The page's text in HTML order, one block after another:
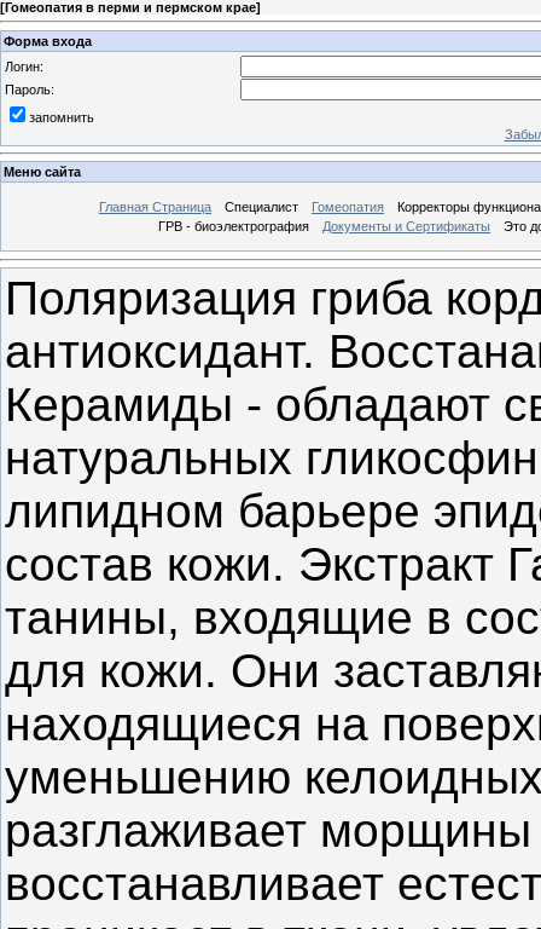
[Гомеопатия в перми и пермском крае]
Форма входа
Логин:
Пароль:
запомнить
Меню сайта
Главная Страница Специалист Гомеопатия
Корректоры
ГРВ - биоэлектрография
Документы и Сертификаты Это
Поляризация гриба
антиоксидант.
Керамиды - обладают
натуральных
липидном барьере
состав кожи. Экстракт
танины, входящие в
для кожи. Они
находящиеся на
уменьшению
разглаживает морщины
восстанавливает